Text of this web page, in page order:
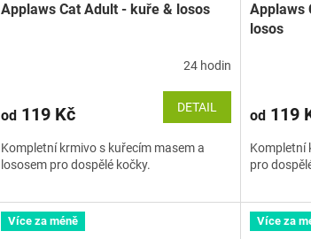
Applaws Cat Adult - kuře & losos
24 hodin
od 119 Kč DETAIL
Kompletní krmivo s kuřecím masem a
lososem pro dospělé kočky.
Applaws
losos
od119
Kompletní
pro
Více za méně Více za